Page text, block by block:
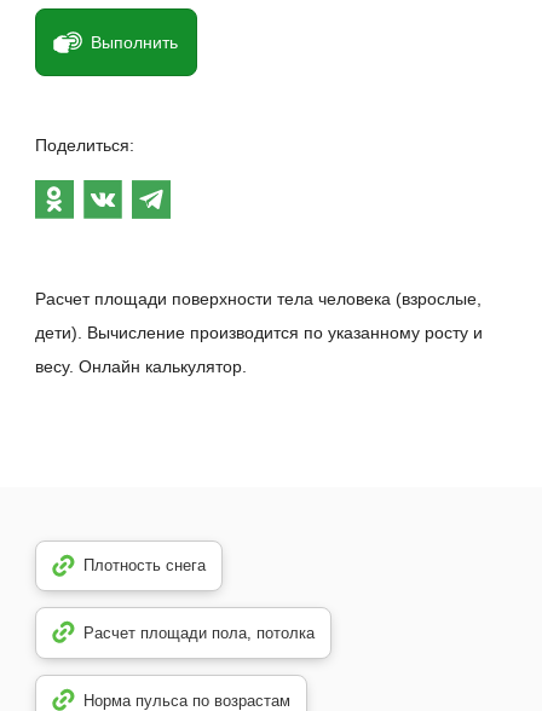
Выполнить
Поделиться:
Расчет площади поверхности тела человека (взрослые,
дети). Вычисление производится по указанному росту и
весу. Онлайн калькулятор.
Плотность снега
Расчет площади пола, потолка
Норма пульса по возрастам